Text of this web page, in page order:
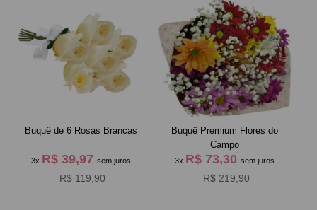
Buquê de 6 Rosas Brancas
3x R$ 39,97 sem juros
R$ 119,90
Buquê Premium Flores do
Campo
3x R$ 73,30sem juros
R$ 219,90